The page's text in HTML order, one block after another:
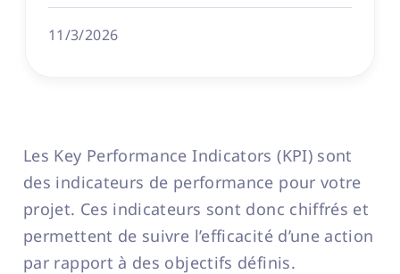
11/3/2026
Les Key Performance Indicators (KPI) sont
des indicateurs de performance pour votre
projet. Ces indicateurs sont donc chiffrés et
permettent de suivre l’efficacité d’une action
par rapport à des objectifs définis.